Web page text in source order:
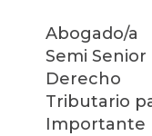
Abogado/a
Semi Senior
Derecho
Tributario
Importante